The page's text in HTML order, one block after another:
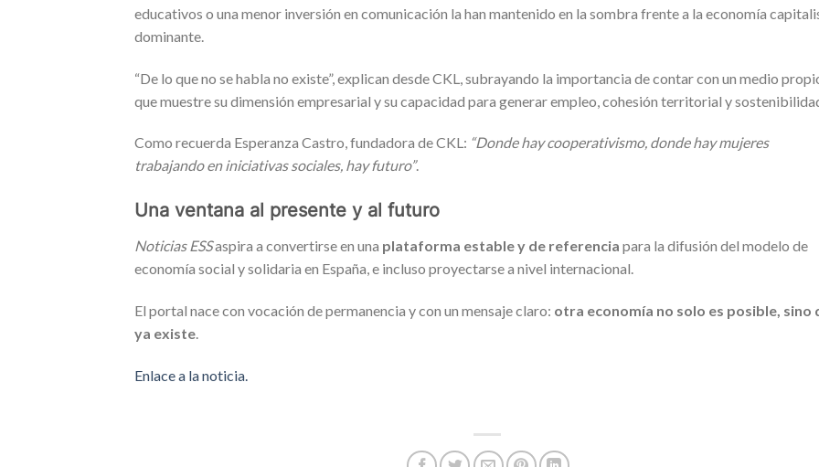
educativos o una menor inversión en comunicación la han mantenido en la sombra frente a la economía
dominante.
“De lo que no se habla no existe”, explican desde CKL, subrayando la importancia de contar con un medio
que muestre su dimensión empresarial y su capacidad para generar empleo, cohesión territorial y
Como recuerda Esperanza Castro, fundadora de CKL: “Donde hay cooperativismo, donde hay mujeres
trabajando en iniciativas sociales, hay futuro”.
Una ventana al presente y al futuro
Noticias ESSaspira a convertirse en una plataforma estable y de referencia para la difusión del modelo de
economía social y solidaria en España, e incluso proyectarse a nivel internacional.
El portal nace con vocación de permanencia y con un mensaje claro: otra economía no solo es posible, sino
ya existe.
Enlace a la noticia.